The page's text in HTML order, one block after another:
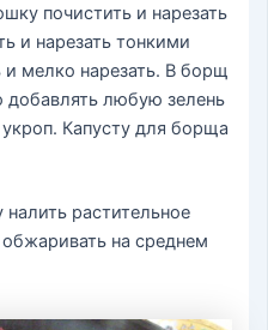
почистить и нарезать
и нарезать тонкими
мелко нарезать. В борщ
любую зелень
Капусту для борща
растительное
на среднем